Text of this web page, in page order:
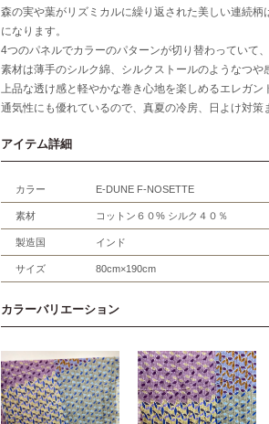
森の実や葉がリズミカルに繰り返された美しい連続
になります。
4つのパネルでカラーのパターンが切り替わっていて
素材は薄手のシルク綿、シルクストールのようなつ
上品な透け感と軽やかな巻き心地を楽しめるエレガン
通気性にも優れているので、真夏の冷房、日よけ対策
アイテム詳細
カラー E-DUNE F-NOSETTE
素材 コットン６０% シルク４０％
製造国 インド
サイズ 80cm×190cm
カラーバリエーション